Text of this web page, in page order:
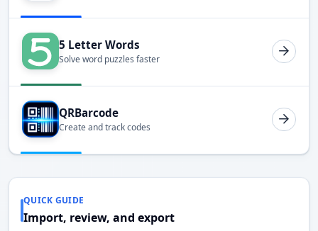
5 Letter Words
Solve word puzzles faster
QRBarcode
Create and track codes
QUICK GUIDE
Import, review, and export